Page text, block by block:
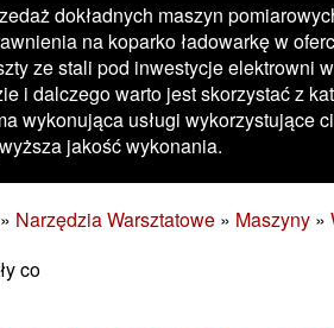
dokładnych maszyn
na koparko ładowarkę w
ze stali pod inwestycje elektrowni
i dalczego warto jest skorzystać z
wykonująca usługi wykorzystujące
jakość wykonania.
» Narzędzia Warsztatowe » Maszyny »